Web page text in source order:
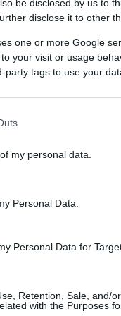
be disclosed by us to
disclose it to other
one or more Google
your visit or usage
tags to use your
my personal data.
Personal Data.
Personal Data for
Retention, Sale, and/
with the Purposes
καθώς
στην εκκλησία
με τα